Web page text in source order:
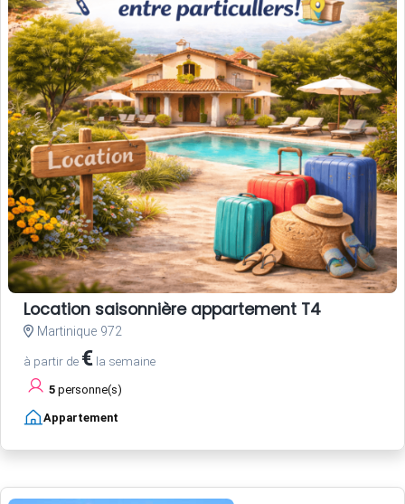
Location saisonnière appartement T4
Martinique 972
à partir de € la semaine
5 personne(s)
Appartement